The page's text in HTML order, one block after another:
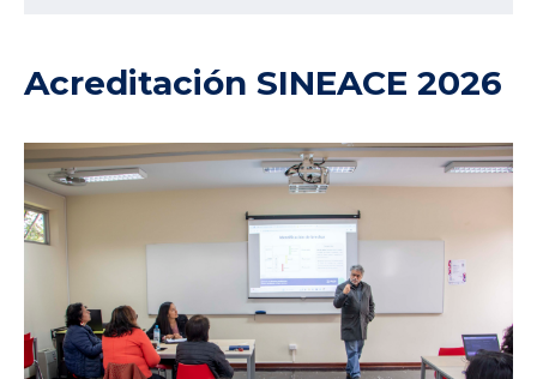
Acreditación SINEACE 2026